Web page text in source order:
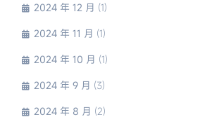
2024 年 12 月 (1)
2024 年 11 月 (1)
2024 年 10 月 (1)
2024 年 9 月 (3)
2024 年 8 月 (2)